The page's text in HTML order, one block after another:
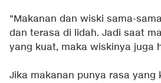
"Makanan dan wiski sama-
dan terasa di lidah. Jadi saat
yang kuat, maka wiskinya juga
Jika makanan punya rasa yang